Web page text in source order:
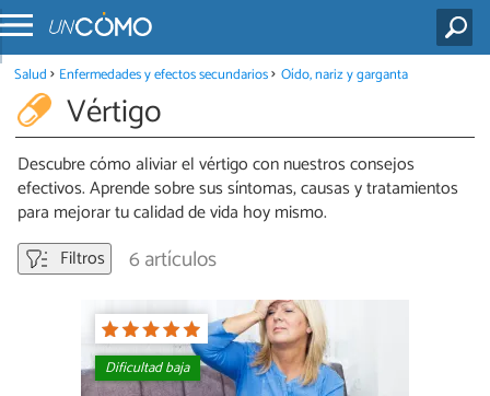
Salud Enfermedades y efectos secundarios Oído, nariz y garganta
Vértigo
Descubre cómo aliviar el vértigo con nuestros consejos
efectivos. Aprende sobre sus síntomas, causas y tratamientos
para mejorar tu calidad de vida hoy mismo.
Filtros
6 artículos
Dificultad baja